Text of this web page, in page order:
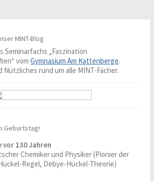
MINT-Blog
Seminarfachs „Faszination
vom Gymnasium Am Kattenberge.
rund um alle MINT-Fächer.
Geburtstag!
vor 130 Jahren
Chemiker und Physiker (Pionier der
Regel, Debye-Hückel-Theorie)